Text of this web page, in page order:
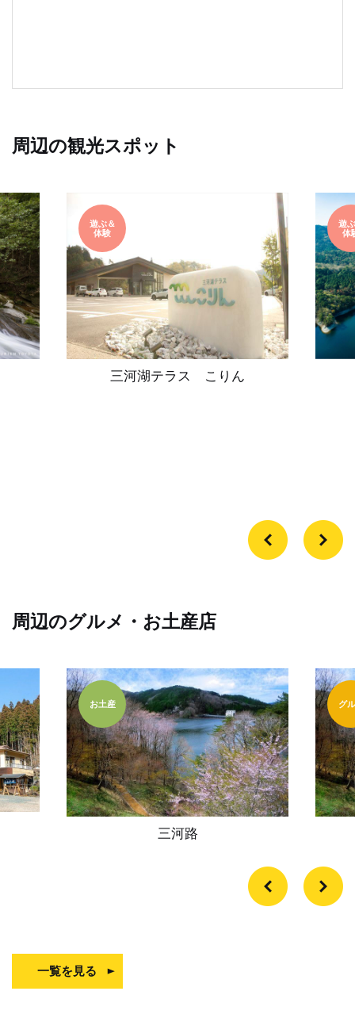
周辺の観光スポット
遊ぶ＆
体験
三河湖テラス こりん
遊
体
周辺のグルメ・お土産店
お土産
三河路
グ
一覧を見る